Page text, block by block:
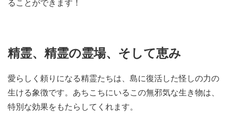
ることができます！
精霊、精霊の霊場、そして恵み
愛らしく頼りになる精霊たちは、島に復活した怪しの力の
生ける象徴です。あちこちにいるこの無邪気な生き物は、
特別な効果をもたらしてくれます。